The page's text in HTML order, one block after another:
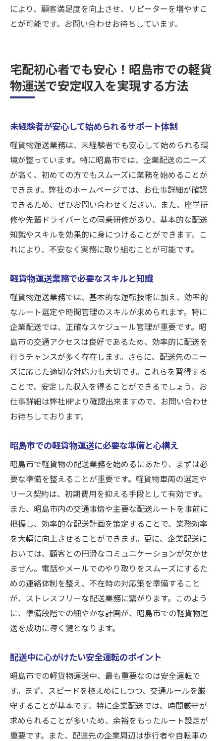
により、顧客満足度を向上させ、リピーターを増やすこ
とが可能です。お問い合わせお待ちしています。
宅配初心者でも安心！昭島市での軽貨
物運送で安定収入を実現する方法
未経験者が安心して始められるサポート体制
軽貨物運送業務は、未経験者でも安心して始められる環
境が整っています。特に昭島市では、企業配送のニーズ
が高く、初めての方でもスムーズに業務を始めることが
できます。弊社のホームページでは、お仕事詳細が確認
できるため、ぜひお問い合わせください。また、座学研
修や先輩ドライバーとの同乗研修があり、基本的な配送
知識やスキルを効果的に身につけることができます。こ
れにより、不安なく実務に取り組むことが可能です。
軽貨物運送業務で必要なスキルと知識
軽貨物運送業務では、基本的な運転技術に加え、効率的
なルート選定や時間管理のスキルが求められます。特に
企業配送では、正確なスケジュール管理が重要です。昭
島市の交通アクセスは良好であるため、効率的に配送を
行うチャンスが多く存在します。さらに、配送先のニー
ズに応じた適切な対応力も大切です。これらを習得する
ことで、安定した収入を得ることができるでしょう。お
仕事詳細は弊社HPより確認出来ますので、お問い合わせ
お待ちしております。
昭島市での軽貨物運送に必要な準備と心構え
昭島市で軽貨物の配送業務を始めるにあたり、まずは必
要な準備を整えることが重要です。軽貨物車両の選定や
リース契約は、初期費用を抑える手段として有効です。
また、昭島市内の交通事情や主要な配送ルートを事前に
把握し、効率的な配送計画を策定することで、業務効率
を大幅に向上させることができます。更に、企業配送に
おいては、顧客との円滑なコミュニケーションが欠かせ
ません。電話やメールでのやり取りをスムーズにするた
めの連絡体制を整え、不在時の対応策を準備すること
が、ストレスフリーな配送業務に繋がります。このよう
に、準備段階での細やかな計画が、昭島市での軽貨物運
送を成功に導く鍵となります。
配送中に心がけたい安全運転のポイント
昭島市での軽貨物運送中、最も重要なのは安全運転で
す。まず、スピードを控えめにしつつ、交通ルールを厳
守することが基本です。特に企業配送では、時間厳守が
求められることが多いため、余裕をもったルート設定が
重要です。また、配達先の企業周辺は歩行者や自転車の